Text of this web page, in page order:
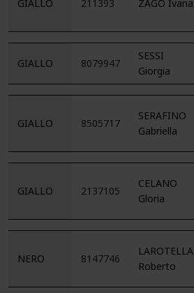
GIALLO 211393 ZAGO Ivana
GIALLO 8079947
SESSI
Giorgia
GIALLO 8505717
SERAFINO
Gabriella
GIALLO 2137105
CELANO
Gloria
NERO 8147746
LAROTELLA
Roberto